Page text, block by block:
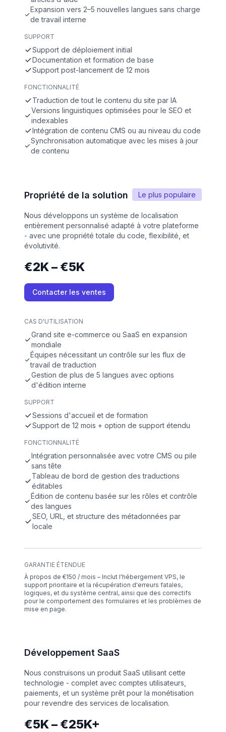
Expansion vers 2–5 nouvelles langues sans charge
de travail interne
SUPPORT
Support de déploiement initial
Documentation et formation de base
Support post-lancement de 12 mois
FONCTIONNALITÉ
Traduction de tout le contenu du site par IA
Versions linguistiques optimisées pour le SEO et
indexables
Intégration de contenu CMS ou au niveau du code
Synchronisation automatique avec les mises à jour
de contenu
Le plus populaire
Propriété de la solution
Nous développons un système de localisation
entièrement personnalisé adapté à votre plateforme
- avec une propriété totale du code, flexibilité, et
évolutivité.
€2K – €5K
Contacter les ventes
CAS D'UTILISATION
Grand site e-commerce ou SaaS en expansion
mondiale
Équipes nécessitant un contrôle sur les flux de
travail de traduction
Gestion de plus de 5 langues avec options
d'édition interne
SUPPORT
Sessions d'accueil et de formation
Support de 12 mois + option de support étendu
FONCTIONNALITÉ
Intégration personnalisée avec votre CMS ou pile
sans tête
Tableau de bord de gestion des traductions
éditables
Édition de contenu basée sur les rôles et contrôle
des langues
SEO, URL, et structure des métadonnées par
locale
GARANTIE ÉTENDUE
À propos de €150 / mois – Inclut l'hébergement VPS, le
support prioritaire et la récupération d'erreurs fatales,
logiques, et du système central, ainsi que des correctifs
pour le comportement des formulaires et les problèmes de
mise en page.
Développement SaaS
Nous construisons un produit SaaS utilisant cette
technologie - complet avec comptes utilisateurs,
paiements, et un système prêt pour la monétisation
pour revendre des services de localisation.
€5K – €25K+